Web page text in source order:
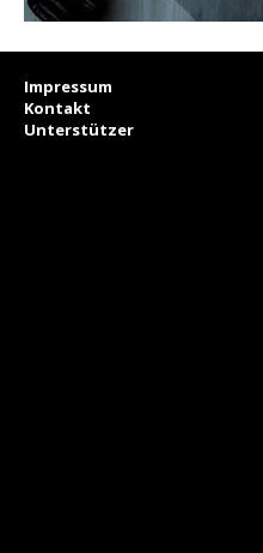
Impressum
Kontakt
Unterstützer